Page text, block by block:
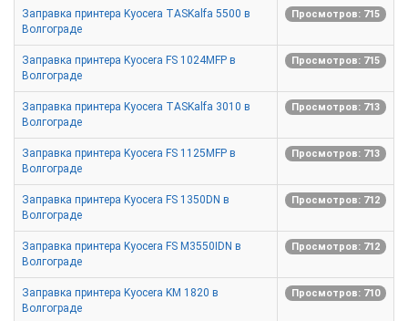
Заправка принтера Kyocera TASKalfa 5500 в
Волгограде
Просмотров: 715
Заправка принтера Kyocera FS 1024MFP в
Волгограде
Просмотров: 715
Заправка принтера Kyocera TASKalfa 3010 в
Волгограде
Просмотров: 713
Заправка принтера Kyocera FS 1125MFP в
Волгограде
Просмотров: 713
Заправка принтера Kyocera FS 1350DN в
Волгограде
Просмотров: 712
Заправка принтера Kyocera FS M3550IDN в
Волгограде
Просмотров: 712
Заправка принтера Kyocera KM 1820 в
Волгограде
Просмотров: 710